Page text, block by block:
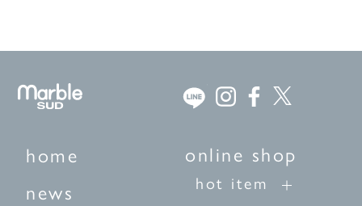
home
news
online shop
hot item